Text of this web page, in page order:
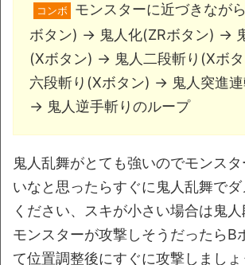
コンボ
モンスターに近づきなが
ボタン) → 鬼人化(ZRボタン) →
(Xボタン) → 鬼人二段斬り(Xボ
六段斬り(Xボタン) → 鬼人突進
→ 鬼人逆手斬りのループ
鬼人乱舞がとても強いのでモンス
いなと思ったらすぐに鬼人乱舞で
ください、スキが小さい場合は鬼
モンスターが攻撃しそうだったらB
て位置調整後にすぐに攻撃しましょ